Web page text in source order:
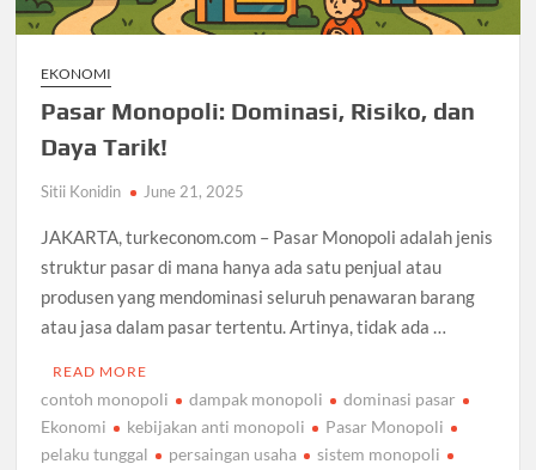
EKONOMI
Pasar Monopoli: Dominasi, Risiko, dan
Daya Tarik!
Sitii Konidin June 21, 2025
JAKARTA, turkeconom.com – Pasar Monopoli adalah jenis
struktur pasar di mana hanya ada satu penjual atau
produsen yang mendominasi seluruh penawaran barang
atau jasa dalam pasar tertentu. Artinya, tidak ada …
READ MORE
contoh monopoli dampak monopoli
dominasi pasar
Ekonomi
kebijakan anti monopoli
Pasar Monopoli
pelaku tunggal
persaingan usaha
sistem monopoli